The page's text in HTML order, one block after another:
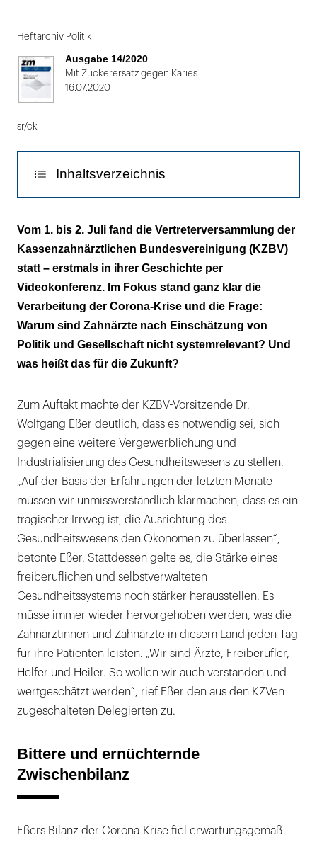
1
von
2
Heftarchiv Politik
Ausgabe 14/2020
Mit Zuckerersatz gegen Karies
16.07.2020
sr/ck
Inhaltsverzeichnis
Bittere und ernüchternde Zwischenbilanz
I-MVZ: gerne angesiedelt im Speckgürtel
Weg für Videoangebote ist frei
IT-Sicherheitsrichtlinie auf der Zielgeraden
Vom 1. bis 2. Juli fand die Vertreterversammlung der
Kassenzahnärztlichen Bundesvereinigung (KZBV)
statt – erstmals in ihrer Geschichte per
Videokonferenz. Im Fokus stand ganz klar die
Verarbeitung der Corona-Krise und die Frage:
Warum sind Zahnärzte nach Einschätzung von
Politik und Gesellschaft nicht systemrelevant? Und
was heißt das für die Zukunft?
Zum Auftakt machte der KZBV-Vorsitzende Dr.
Wolfgang Eßer deutlich, dass es notwendig sei, sich
gegen eine weitere Vergewerblichung und
Industrialisierung des Gesundheitswesens zu stellen.
„Auf der Basis der Erfahrungen der letzten Monate
müssen wir unmissverständlich klarmachen, dass es ein
tragischer Irrweg ist, die Ausrichtung des
Gesundheitswesens den Ökonomen zu überlassen“,
betonte Eßer. Stattdessen gelte es, die Stärke eines
freiberuflichen und selbstverwalteten
Gesundheitssystems noch stärker herausstellen. Es
müsse immer wieder hervorgehoben werden, was die
Zahnärztinnen und Zahnärzte in diesem Land jeden Tag
für ihre Patienten leisten. „Wir sind Ärzte, Freiberufler,
Helfer und Heiler. So wollen wir auch verstanden und
wertgeschätzt werden“, rief Eßer den aus den KZVen
zugeschalteten Delegierten zu.
Bittere und ernüchternde
Zwischenbilanz
Eßers Bilanz der Corona-Krise fiel erwartungsgemäß